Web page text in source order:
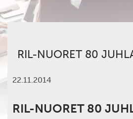
RIL-NUORET 80
22.11.2014
RIL-NUORET 80